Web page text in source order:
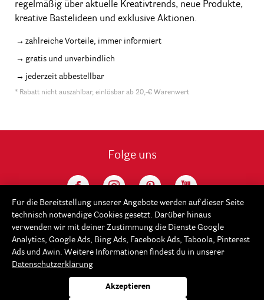
regelmäßig über aktuelle Kreativtrends, neue Produkte,
kreative Bastelideen und exklusive Aktionen.
zahlreiche Vorteile, immer informiert
gratis und unverbindlich
jederzeit abbestellbar
* Rabatt nicht auszahlbar, einlösbar ab 20,-€ Warenwert
Folge uns
Service
Für die Bereitstellung unserer Angebote werden auf dieser Seite
technisch notwendige Cookies gesetzt. Darüber hinaus
verwenden wir mit deiner Zustimmung die Dienste Google
Analytics, Google Ads, Bing Ads, Facebook Ads, Taboola, Pinterest
Ads und Awin. Weitere Informationen findest du in unserer
Datenschutzerklärung
Akzeptieren